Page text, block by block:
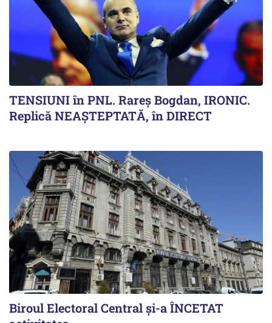
TENSIUNI în PNL. Rareș Bogdan, IRONIC.
Replică NEAȘTEPTATĂ, în DIRECT
Biroul Electoral Central și-a ÎNCETAT